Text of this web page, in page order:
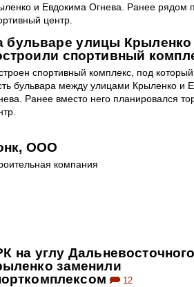
и Евдокима Огнева. Ранее рядом
центр.
бульваре улицы Крыленко
спортивный
спортивный комплекс, под
бульвара между улицами Крыленко и
Ранее вместо него планировался
ООО
компания
на углу
заменили
12